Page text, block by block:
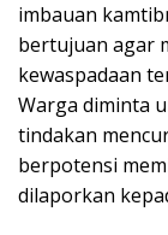
imbauan
bertujuan agar
kewaspadaan
Warga diminta
tindakan
berpotensi
dilaporkan